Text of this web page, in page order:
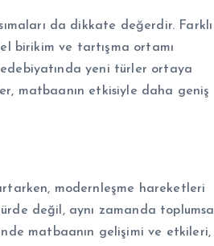
da dikkate değerdir. Farklı
birikim ve tartışma ortamı
edebiyatında yeni türler ortaya
matbaanın etkisiyle daha geniş
modernleşme hareketleri
değil, aynı zamanda toplumsal
matbaanın gelişimi ve etkileri,